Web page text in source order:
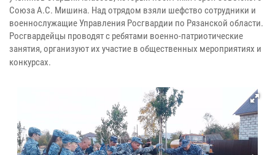
Союза А.С. Мишина. Над отрядом взяли шефство сотрудники и
военнослужащие Управления Росгвардии по Рязанской области.
Росгвардейцы проводят с ребятами военно-патриотические
занятия, организуют их участие в общественных мероприятиях и
конкурсах.